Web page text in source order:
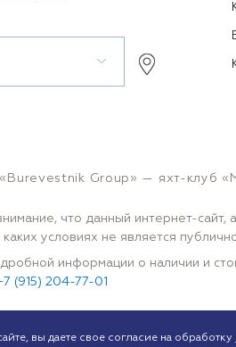
Group» — яхт-клуб
что данный интернет-сайт,
каких условиях не является
информации о наличии и
(915) 204-77-01
вы даете свое согласие на обработку